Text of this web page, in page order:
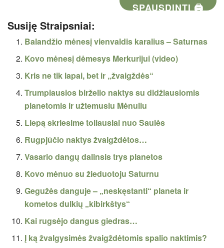
SPAUSDINTI 🖨
Susiję Straipsniai:
Balandžio mėnesį vienvaldis karalius – Saturnas
Kovo mėnesį dėmesys Merkurijui (video)
Kris ne tik lapai, bet ir „žvaigždės“
Trumpiausios birželio naktys su didžiausiomis
planetomis ir užtemusiu Mėnuliu
Liepą skriesime toliausiai nuo Saulės
Rugpjūčio naktys žvaigždėtos…
Vasario dangų dalinsis trys planetos
Kovo mėnuo su žieduotoju Saturnu
Gegužės danguje – „neskęstanti“ planeta ir
kometos dulkių „kibirkštys“
Kai rugsėjo dangus giedras…
Į ką žvalgysimės žvaigždėtomis spalio naktimis?